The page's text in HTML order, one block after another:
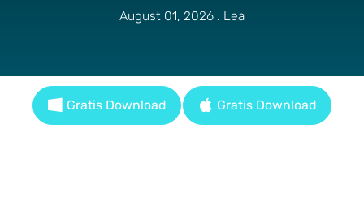
August 01, 2026 . Lea
Gratis Download Gratis Download